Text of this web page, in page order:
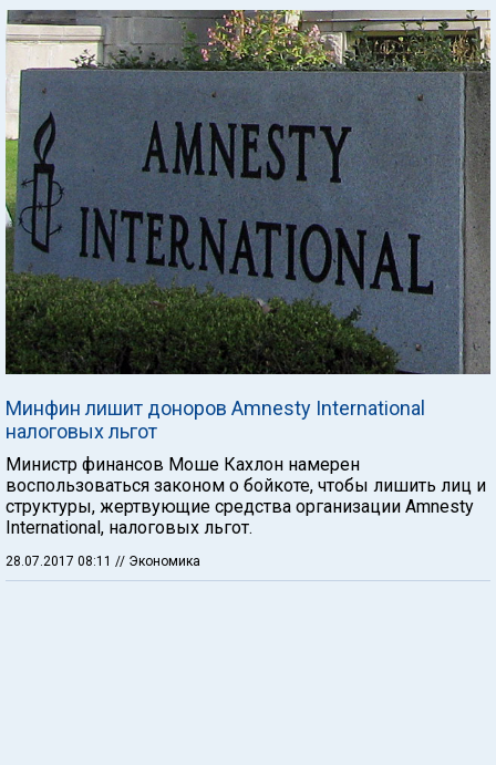
Минфин лишит доноров Amnesty International
налоговых льгот
Министр финансов Моше Кахлон намерен
воспользоваться законом о бойкоте, чтобы лишить лиц и
структуры, жертвующие средства организации Amnesty
International, налоговых льгот.
28.07.2017 08:11 // Экономика